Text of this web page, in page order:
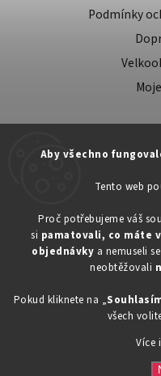
Aby všechno
Tento web
Proč potřebujeme váš
si pamatovali, co máte
objednávky a nemuseli
neobtěžovali
Pokud kliknete na „
všech
Více
Podmínky
Copyright 2026
Vytvořil